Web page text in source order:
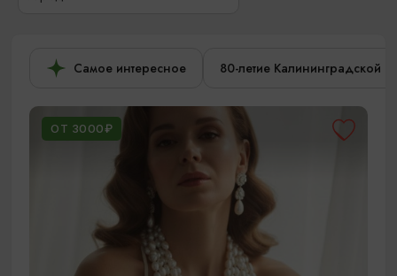
Самое интересное 80-летие Калининградской
ОТ 3000₽